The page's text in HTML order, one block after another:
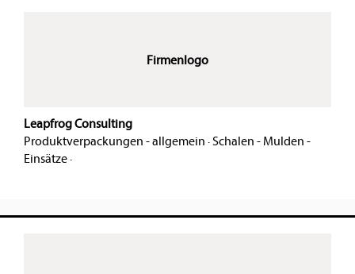
Firmenlogo
Leapfrog Consulting
Produktverpackungen - allgemein ·Schalen - Mulden -
Einsätze·